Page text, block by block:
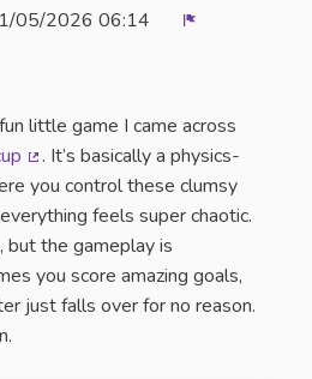
05/2026 06:14
little game I came across
(Lien externe)
. It’s basically a physics-
you control these clumsy
feels super chaotic.
but the gameplay is
you score amazing goals,
just falls over for no reason.